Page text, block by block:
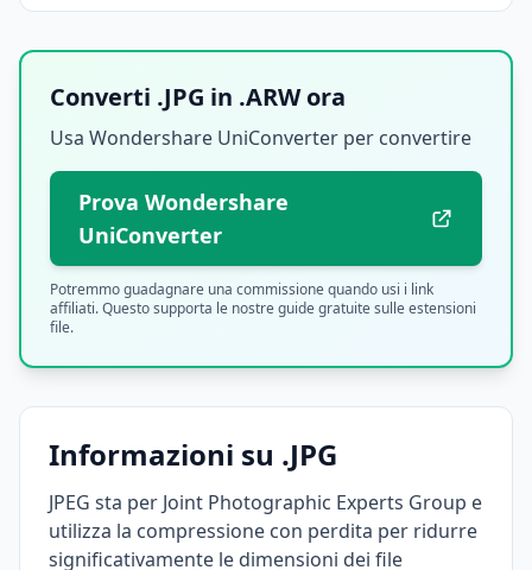
Converti .JPG in .ARW ora
Usa Wondershare UniConverter per convertire
Prova Wondershare
UniConverter
Potremmo guadagnare una commissione quando usi i link
affiliati. Questo supporta le nostre guide gratuite sulle estensioni
file.
Informazioni su .JPG
JPEG sta per Joint Photographic Experts Group e
utilizza la compressione con perdita per ridurre
significativamente le dimensioni dei file